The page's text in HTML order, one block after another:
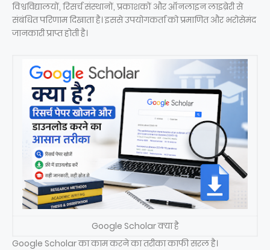
विश्वविद्यालयों, रिसर्च संस्थानों, प्रकाशकों और ऑनलाइन लाइब्रेरी से
संबंधित परिणाम दिखाता है। इससे उपयोगकर्ता को प्रमाणित और भरोसेमंद
जानकारी प्राप्त होती है।
Google Scholar क्या है
Google Scholar का काम करने का तरीका काफी सरल है।